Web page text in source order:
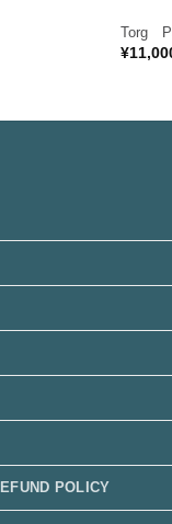
Torg
¥
POLICY